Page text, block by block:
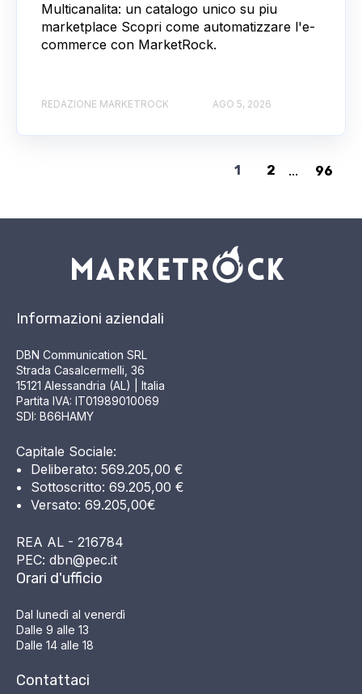
Multicanalita: un catalogo unico su piu
marketplace Scopri come automatizzare l'e-
commerce con MarketRock.
REDAZIONE MARKETROCK AGO 5, 2026
1 2 ... 96
Informazioni aziendali
DBN Communication SRL
Strada Casalcermelli, 36
15121 Alessandria (AL) | Italia
Partita IVA: IT01989010069
SDI: B66HAMY
Capitale Sociale:
Deliberato: 569.205,00 €
Sottoscritto: 69.205,00 €
Versato: 69.205,00€
REA AL - 216784
PEC: dbn@pec.it
Orari d'ufficio
Dal lunedì al venerdì
Dalle 9 alle 13
Dalle 14 alle 18
Contattaci